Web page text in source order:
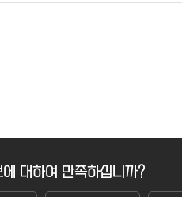
대하여 만족하십니까?